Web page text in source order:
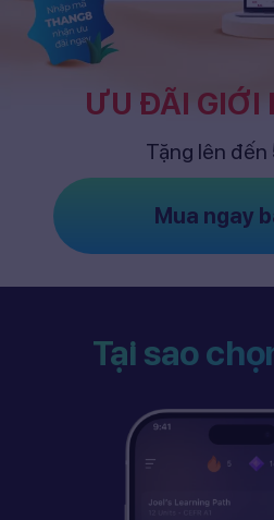
ƯU ĐÃI GIỚI
Tặng lên đến
Mua ngay
Tại sao